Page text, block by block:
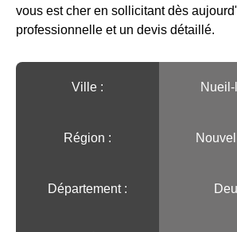
vous est cher en sollicitant dès
professionnelle et un devis détaillé.
Ville :️
Région :️
Département :